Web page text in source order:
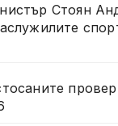
Стоян